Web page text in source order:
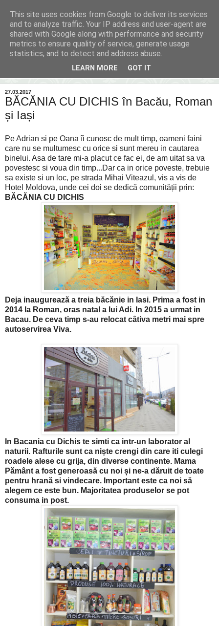
Inima Bacăului
Din inima Bacăului...spre inima ta...
27.03.2017
BĂCĂNIA CU DICHIS în Bacău, Roman
și Iași
Pe Adrian si pe Oana îi cunosc de mult timp, oameni faini
care nu se multumesc cu orice si sunt mereu in cautarea
binelui. Asa de tare mi-a placut ce fac ei, de am uitat sa va
povestesc si voua din timp...Dar ca in orice poveste, trebuie
sa existe si un loc, pe strada Mihai Viteazul, vis a vis de
Hotel Moldova, unde cei doi se dedică comunității prin:
BĂCĂNIA CU DICHIS
Deja inaugurează a treia băcănie in Iasi. Prima a fost in
2014 la Roman, oras natal a lui Adi. In 2015 a urmat in
Bacau. De ceva timp s-au relocat câtiva metri mai spre
autoservirea Viva.
In Bacania cu Dichis te simti ca intr-un laborator al
naturii. Rafturile sunt ca niște crengi din care iti culegi
roadele alese cu grija, din diverse continente. Mama
Pământ a fost generoasă cu noi și ne-a dăruit de toate
pentru hrană si vindecare. Important este ca noi să
alegem ce este bun. Majoritatea produselor se pot
consuma in post.
This site uses cookies from Google to deliver its services
and to analyze traffic. Your IP address and user-agent are
shared with Google along with performance and security
metrics to ensure quality of service, generate usage
statistics, and to detect and address abuse.
LEARN MORE GOT IT